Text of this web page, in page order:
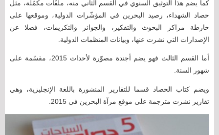
كما يضم هذا التوثيق السنوي في القسم الثاني منه، ملفّات مكمّلة، مثل
حصاد الشهداء، رصيد البحرين في المؤشّرات الدولية، وموقعها على
خارطة مراكز البحوث والتفكير، والجوائز والتكريمات، فضلا عن
الإصدارات التي نشرت عنها، وبيانات المنظمات الدولية.
أما القسم الثالث فهو يضم أجندة مصوّرة لأحداث 2015، مقسّمة على
شهور السنة.
ويضم كتاب الحصاد قسما للتقارير المنشورة باللغة الإنجليزية، وهي
تقارير نشرت مترجمة على موقع مرآة البحرين في 2015.